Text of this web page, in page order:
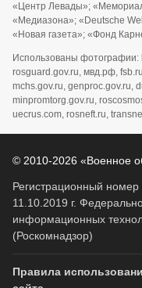
«Центр Левады»;
«Медиазона»; «Deutsche
«Новая газета»; «Фонд
Использованы фотографии:
rosguard.gov.ru, мвд.рф,
mchs.gov.ru, genproc.gov.ru,
minpromtorg.gov.ru,
uecrus.com, rosneft.ru,
© 2010-2026 «Военное
Регистрационный
11.10.2019 г.
информационных
(Роскомнадзор)
Правила